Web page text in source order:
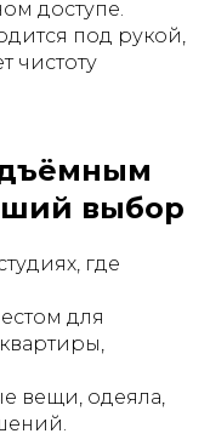
доступе.
под рукой,
чистоту
выбор
где
для
вещи, одеяла,